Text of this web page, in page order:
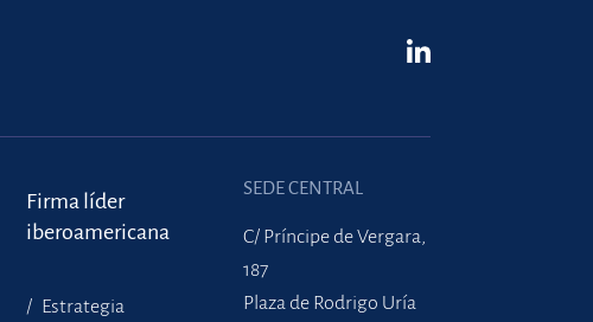
Firma líder
iberoamericana
Estrategia
SEDE CENTRAL
C/ Príncipe de Vergara,
187
Plaza de Rodrigo Uría